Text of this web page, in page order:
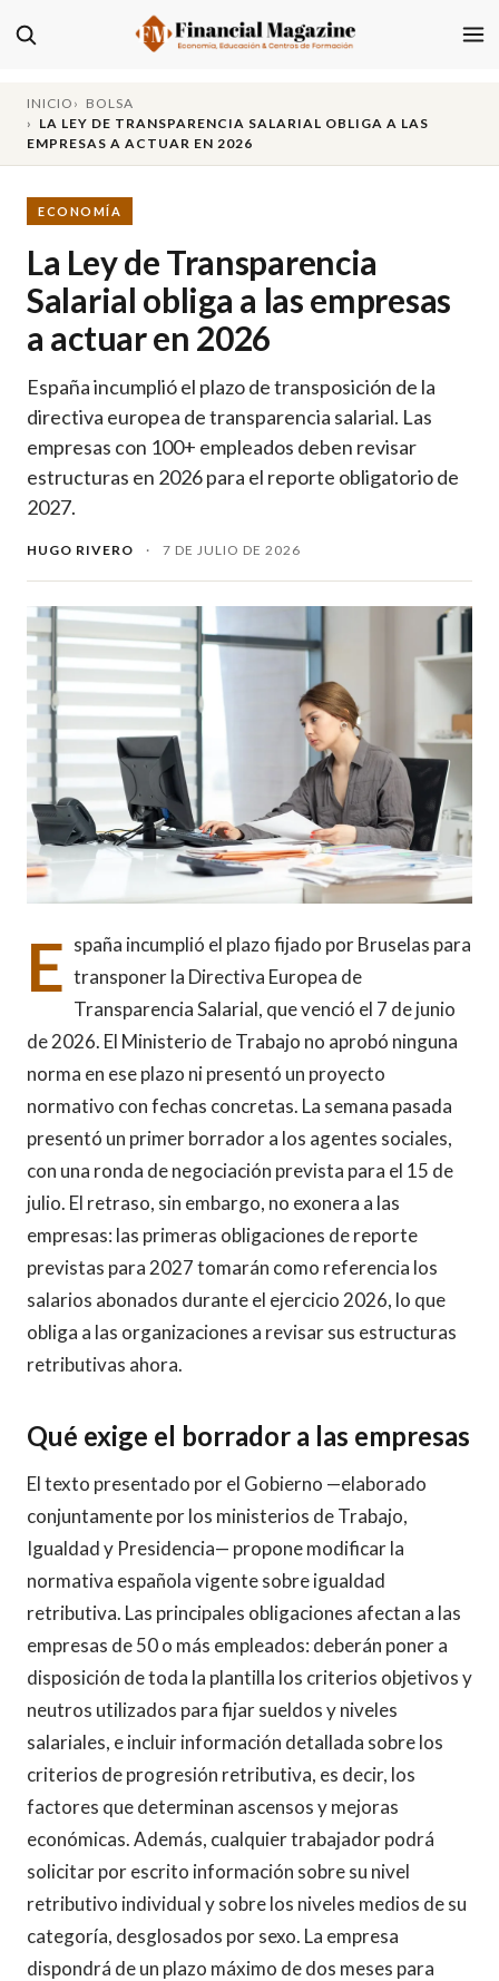
INICIO
BOLSA
LA LEY DE TRANSPARENCIA SALARIAL OBLIGA A LAS
EMPRESAS A ACTUAR EN 2026
ECONOMÍA
La Ley de Transparencia
Salarial obliga a las empresas
a actuar en 2026
España incumplió el plazo de transposición de la
directiva europea de transparencia salarial. Las
empresas con 100+ empleados deben revisar
estructuras en 2026 para el reporte obligatorio de
2027.
HUGO RIVERO · 7 DE JULIO DE 2026
E spaña incumplió el plazo fijado por Bruselas para
transponer la Directiva Europea de
Transparencia Salarial, que venció el 7 de junio
de 2026. El Ministerio de Trabajo no aprobó ninguna
norma en ese plazo ni presentó un proyecto
normativo con fechas concretas. La semana pasada
presentó un primer borrador a los agentes sociales,
con una ronda de negociación prevista para el 15 de
julio. El retraso, sin embargo, no exonera a las
empresas: las primeras obligaciones de reporte
previstas para 2027 tomarán como referencia los
salarios abonados durante el ejercicio 2026, lo que
obliga a las organizaciones a revisar sus estructuras
retributivas ahora.
Qué exige el borrador a las empresas
El texto presentado por el Gobierno —elaborado
conjuntamente por los ministerios de Trabajo,
Igualdad y Presidencia— propone modificar la
normativa española vigente sobre igualdad
retributiva. Las principales obligaciones afectan a las
empresas de 50 o más empleados: deberán poner a
disposición de toda la plantilla los criterios objetivos y
neutros utilizados para fijar sueldos y niveles
salariales, e incluir información detallada sobre los
criterios de progresión retributiva, es decir, los
factores que determinan ascensos y mejoras
económicas. Además, cualquier trabajador podrá
solicitar por escrito información sobre su nivel
retributivo individual y sobre los niveles medios de su
categoría, desglosados por sexo. La empresa
dispondrá de un plazo máximo de dos meses para